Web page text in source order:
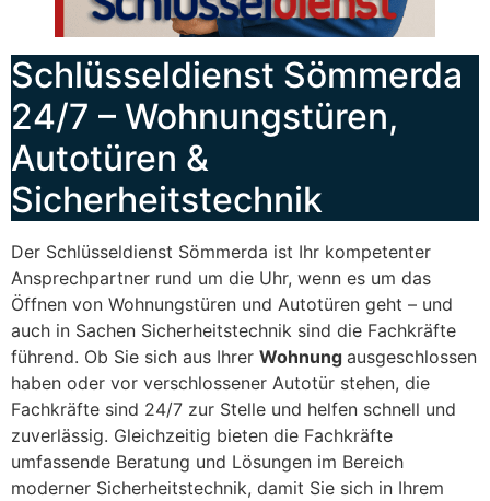
Schlüsseldienst Sömmerda
24/7 – Wohnungstüren,
Autotüren &
Sicherheitstechnik
Der Schlüsseldienst Sömmerda ist Ihr kompetenter
Ansprechpartner rund um die Uhr, wenn es um das
Öffnen von Wohnungstüren und Autotüren geht – und
auch in Sachen Sicherheitstechnik sind die Fachkräfte
führend. Ob Sie sich aus Ihrer Wohnung ausgeschlossen
haben oder vor verschlossener Autotür stehen, die
Fachkräfte sind 24/7 zur Stelle und helfen schnell und
zuverlässig. Gleichzeitig bieten die Fachkräfte
umfassende Beratung und Lösungen im Bereich
moderner Sicherheitstechnik, damit Sie sich in Ihrem